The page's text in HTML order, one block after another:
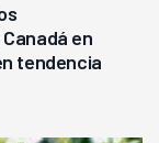
en
tendencia